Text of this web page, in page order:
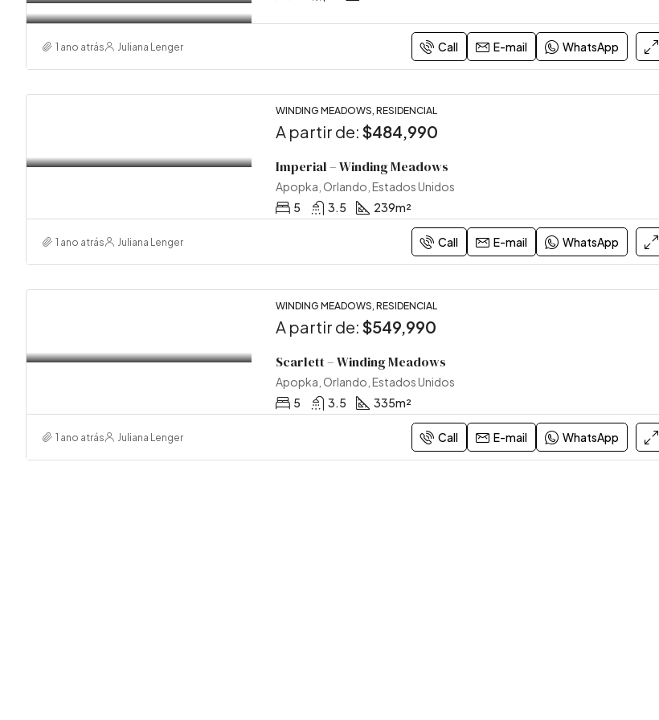
1 ano atrás Juliana Lenger Call E-mail WhatsApp
WINDING MEADOWS, RESIDENCIAL
A partir de: $484,990
Imperial – Winding Meadows
Apopka, Orlando, Estados Unidos
5
3.5 239m²
1 ano atrás Juliana Lenger Call E-mail WhatsApp
WINDING MEADOWS, RESIDENCIAL
A partir de: $549,990
Scarlett – Winding Meadows
Apopka, Orlando, Estados Unidos
5
3.5 335m²
1 ano atrás Juliana Lenger Call E-mail WhatsApp